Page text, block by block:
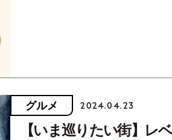
グルメ 2024.04.23
【いま巡りたい街】レ